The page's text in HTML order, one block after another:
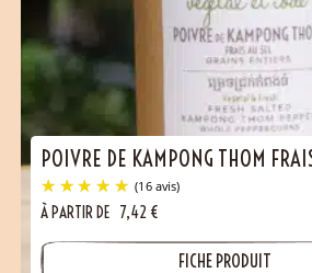
POIVRE DE KAMPONG THOM
À PARTIR DE 7,42 €
FICHE PRODUIT